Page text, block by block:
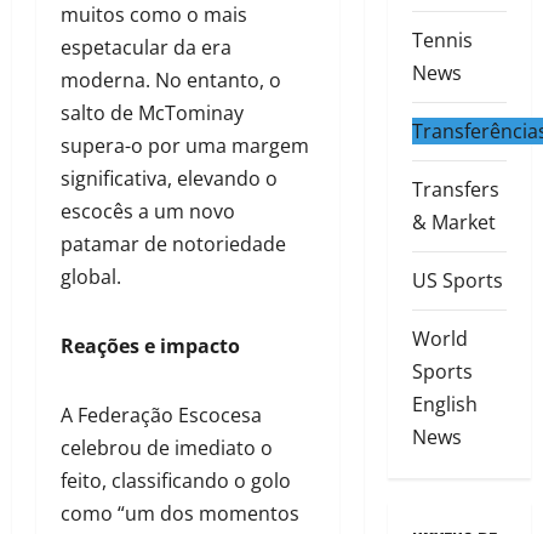
muitos como o mais
espetacular da era
moderna. No entanto, o
salto de McTominay
supera-o por uma margem
significativa, elevando o
escocês a um novo
patamar de notoriedade
global.
Reações e impacto
A Federação Escocesa
celebrou de imediato o
feito, classificando o golo
como “um dos momentos
Tennis
News
Transfers
& Market
US Sports
World
Sports
English
News